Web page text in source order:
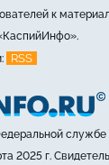
к
RSS
службе
2025 г.